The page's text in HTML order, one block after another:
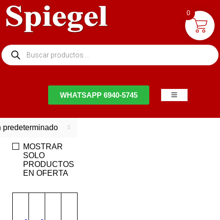
WHATSAPP 6940-5745
predeterminado
MOSTRAR
SOLO
PRODUCTOS
EN OFERTA
0